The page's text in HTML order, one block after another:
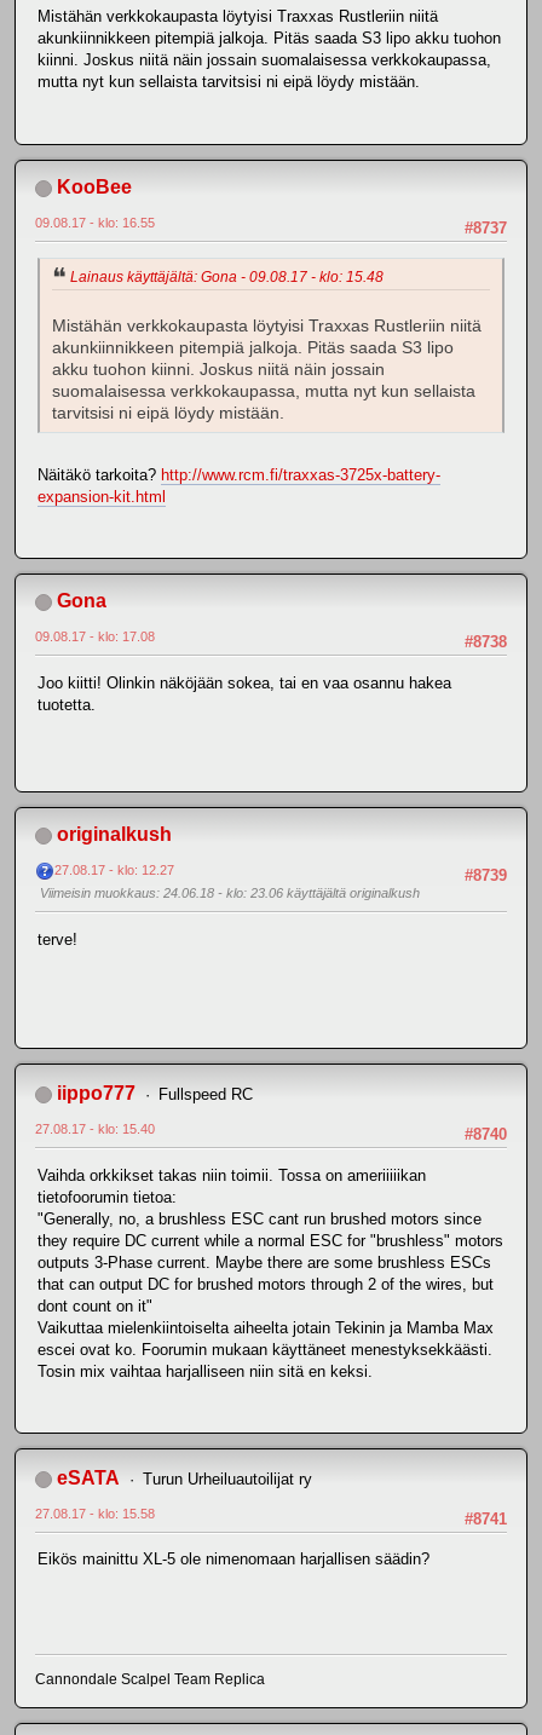
Mistähän verkkokaupasta löytyisi Traxxas Rustleriin niitä
akunkiinnikkeen pitempiä jalkoja. Pitäs saada S3 lipo akku tuohon
kiinni. Joskus niitä näin jossain suomalaisessa verkkokaupassa,
mutta nyt kun sellaista tarvitsisi ni eipä löydy mistään.
KooBee
#8737
09.08.17 - klo: 16.55
Lainaus käyttäjältä: Gona - 09.08.17 - klo: 15.48
Mistähän verkkokaupasta löytyisi Traxxas Rustleriin niitä
akunkiinnikkeen pitempiä jalkoja. Pitäs saada S3 lipo
akku tuohon kiinni. Joskus niitä näin jossain
suomalaisessa verkkokaupassa, mutta nyt kun sellaista
tarvitsisi ni eipä löydy mistään.
Näitäkö tarkoita? http://www.rcm.fi/traxxas-3725x-battery-
expansion-kit.html
Gona
#8738
09.08.17 - klo: 17.08
Joo kiitti! Olinkin näköjään sokea, tai en vaa osannu hakea
tuotetta.
originalkush
#8739
27.08.17 - klo: 12.27
Viimeisin muokkaus: 24.06.18 - klo: 23.06 käyttäjältä originalkush
terve!
iippo777 Fullspeed RC
#8740
27.08.17 - klo: 15.40
Vaihda orkkikset takas niin toimii. Tossa on ameriiiiikan
tietofoorumin tietoa:
"Generally, no, a brushless ESC cant run brushed motors since
they require DC current while a normal ESC for "brushless" motors
outputs 3-Phase current. Maybe there are some brushless ESCs
that can output DC for brushed motors through 2 of the wires, but
dont count on it"
Vaikuttaa mielenkiintoiselta aiheelta jotain Tekinin ja Mamba Max
escei ovat ko. Foorumin mukaan käyttäneet menestyksekkäästi.
Tosin mix vaihtaa harjalliseen niin sitä en keksi.
eSATA Turun Urheiluautoilijat ry
#8741
27.08.17 - klo: 15.58
Eikös mainittu XL-5 ole nimenomaan harjallisen säädin?
Cannondale Scalpel Team Replica